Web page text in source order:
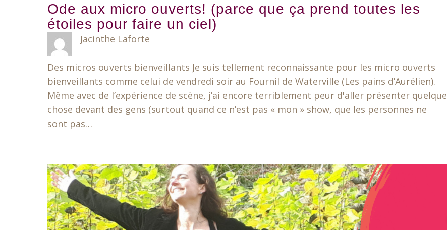
Ode aux micro ouverts! (parce que ça prend toutes les
étoiles pour faire un ciel)
Jacinthe Laforte
Des micros ouverts bienveillants Je suis tellement reconnaissante pour les micro ouverts
bienveillants comme celui de vendredi soir au Fournil de Waterville (Les pains d’Aurélien).
Même avec de l’expérience de scène, j’ai encore terriblement peur d'aller présenter quelque
chose devant des gens (surtout quand ce n’est pas « mon » show, que les personnes ne
sont pas…